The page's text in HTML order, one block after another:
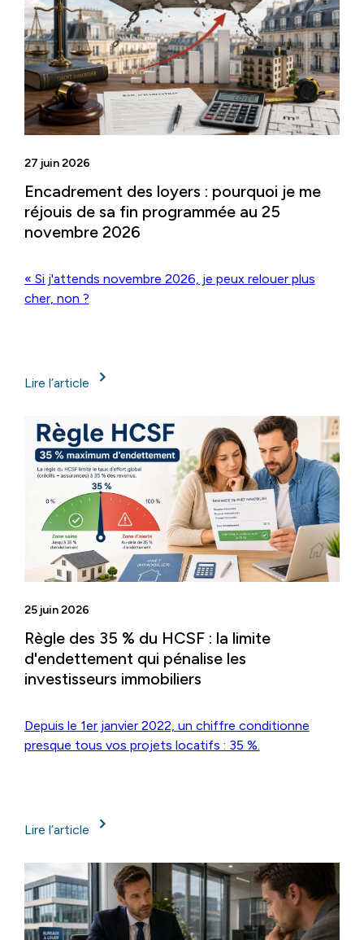
27 juin 2026
Encadrement des loyers : pourquoi je me
réjouis de sa fin programmée au 25
novembre 2026
« Si j'attends novembre 2026, je peux relouer plus
cher, non ?
Lire l’article
25 juin 2026
Règle des 35 % du HCSF : la limite
d'endettement qui pénalise les
investisseurs immobiliers
Depuis le 1er janvier 2022, un chiffre conditionne
presque tous vos projets locatifs : 35 %.
Lire l’article